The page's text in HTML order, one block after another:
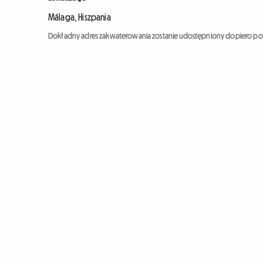
Málaga, Hiszpania
Dokładny adres zakwaterowania zostanie udostępniony dopiero